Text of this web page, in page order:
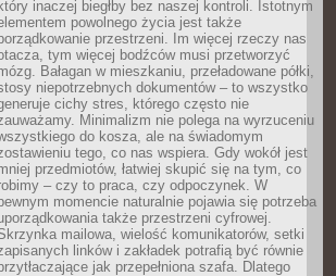
który inaczej biegłby bez naszej kontroli. Istotnym
powolnego życia jest także
przestrzeni. Im więcej rzeczy nas
tym więcej bodźców musi przetworzyć
Bałagan w mieszkaniu, przeładowane półki,
niepotrzebnych dokumentów – to wszystko
cichy stres, którego często nie
Minimalizm nie polega na wyrzuceniu
do kosza, ale na świadomym
tego, co nas wspiera. Gdy wokół jest
przedmiotów, łatwiej skupić się na tym, co
– czy to praca, czy odpoczynek. W
momencie naturalnie pojawia się potrzeba
także przestrzeni cyfrowej.
mailowa, wielość komunikatorów, setki
linków i zakładek potrafią być równie
jak przepełniona szafa. Dlatego